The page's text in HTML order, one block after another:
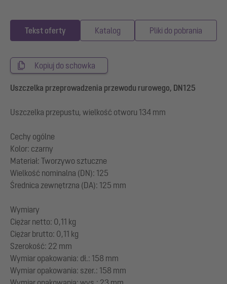
Tekst oferty Katalog Pliki do pobrania
Kopiuj do schowka
Uszczelka przeprowadzenia przewodu rurowego, DN125
Uszczelka przepustu, wielkość otworu 134 mm
Cechy ogólne
Kolor: czarny
Materiał: Tworzywo sztuczne
Wielkość nominalna (DN): 125
Średnica zewnętrzna (DA): 125 mm
Wymiary
Ciężar netto: 0,11 kg
Ciężar brutto: 0,11 kg
Szerokość: 22 mm
Wymiar opakowania: dł.: 158 mm
Wymiar opakowania: szer.: 158 mm